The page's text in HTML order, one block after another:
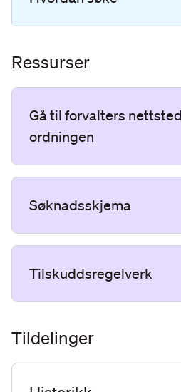
Ressurser
Gå til forvalters
ordningen
Søknadsskjema
Tilskuddsregelverk
Tildelinger